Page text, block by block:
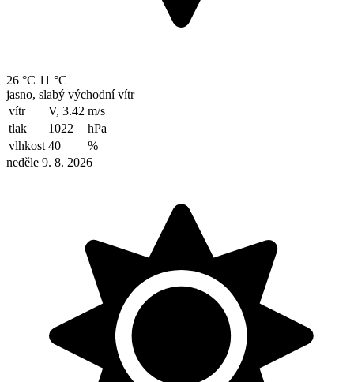
26 °C 11 °C
jasno, slabý východní vítr
vítr
V, 3.42 m/s
tlak
1022
hPa
vlhkost 40
%
neděle 9. 8. 2026